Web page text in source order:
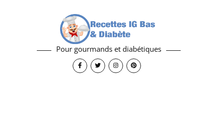
Pour gourmands et diabétiques